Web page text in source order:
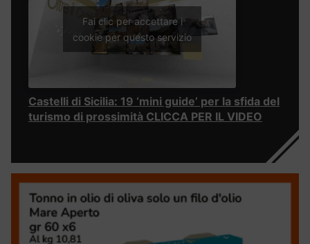
Fai clic per accettare i
cookie per questo servizio
Castelli di Sicilia: 19 ‘mini guide’ per la sfida del
turismo di prossimità CLICCA PER IL VIDEO